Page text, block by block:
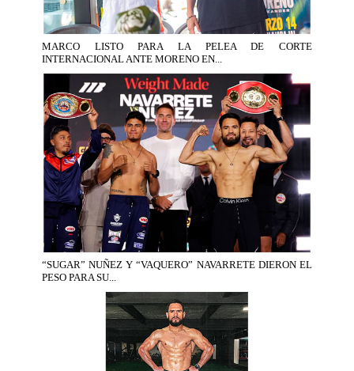
MARCO LISTO PARA LA PELEA DE CORTE
INTERNACIONAL ANTE MORENO EN...
“SUGAR” NUÑEZ Y “VAQUERO” NAVARRETE DIERON EL
PESO PARA SU...